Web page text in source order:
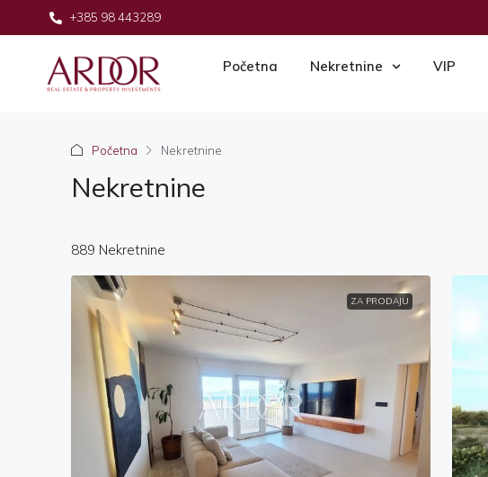
+385 98 443289
Početna Nekretnine VIP
Početna Nekretnine
Nekretnine
889 Nekretnine
ZA PRODAJU